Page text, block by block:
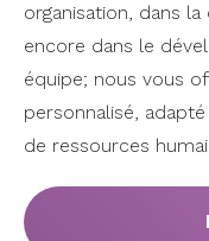
organisation, dans
encore dans le
équipe; nous vous
personnalisé,
de ressources